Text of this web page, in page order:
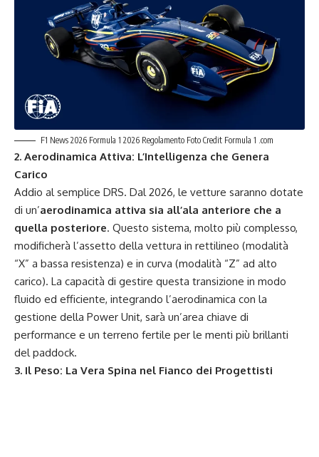
F1 News 2026 Formula 1 2026 Regolamento Foto Credit Formula 1 .com
2. Aerodinamica Attiva: L’Intelligenza che Genera
Carico
Addio al semplice DRS. Dal 2026, le vetture saranno dotate
di un’aerodinamica attiva sia all’ala anteriore che a
quella posteriore. Questo sistema, molto più complesso,
modificherà l’assetto della vettura in rettilineo (modalità
“X” a bassa resistenza) e in curva (modalità “Z” ad alto
carico). La capacità di gestire questa transizione in modo
fluido ed efficiente, integrando l’aerodinamica con la
gestione della Power Unit, sarà un’area chiave di
performance e un terreno fertile per le menti più brillanti
del paddock.
3. Il Peso: La Vera Spina nel Fianco dei Progettisti